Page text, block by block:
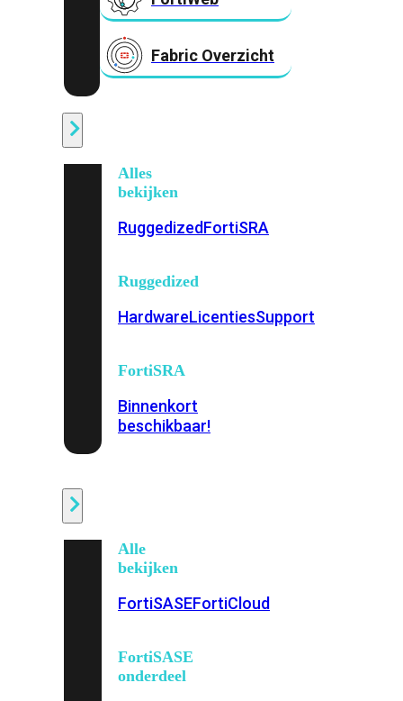
Fabric Overzicht
Alles
bekijken
RuggedizedFortiSRA
Ruggedized
HardwareLicentiesSupport
FortiSRA
Binnenkort
beschikbaar!
Alle
bekijken
FortiSASEFortiCloud
FortiSASE
onderdeel